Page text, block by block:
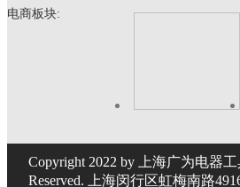
电商板块:
Copyright 2022 by 上海广为电器
Reserved. 上海闵行区虹梅南路